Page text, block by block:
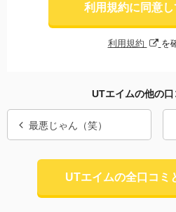
利用規約に同意
利用規約 を
UTエイムの他の
最悪じゃん（笑）
UTエイムの全口コミ